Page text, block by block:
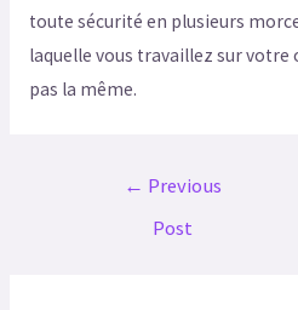
toute sécurité en plusieurs
laquelle vous travaillez sur votre
pas la même.
← Previous
Post